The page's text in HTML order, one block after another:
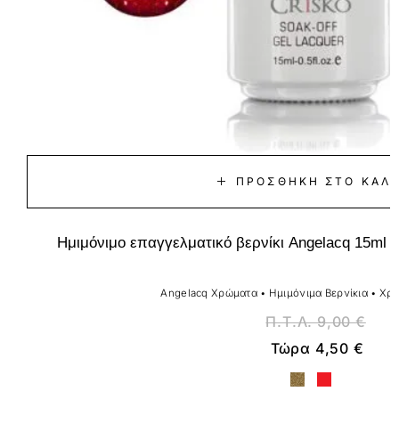
ΠΡΟΣΘΉΚΗ ΣΤΟ
Ημιμόνιμο επαγγελματικό βερνίκι Angelacq 15ml
Angelacq Χρώματα • Ημιμόνιμα Βερνίκια •
Π.Τ.Λ.9,00€
Τώρα 4,50 €